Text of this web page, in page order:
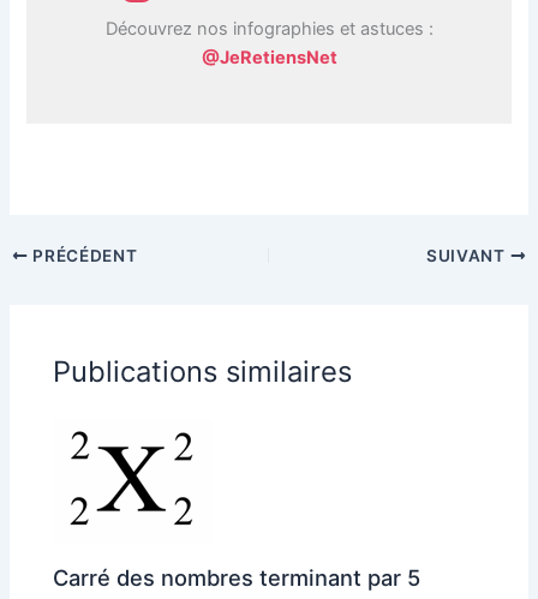
Découvrez nos infographies et astuces :
@JeRetiensNet
PRÉCÉDENT SUIVANT
Publications similaires
Carré des nombres terminant par 5